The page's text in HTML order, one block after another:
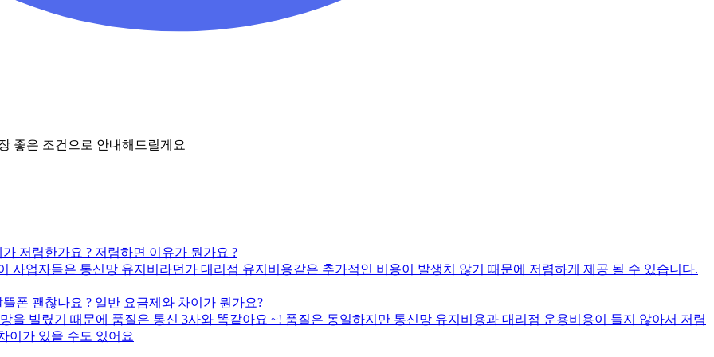
좋은 조건으로 안내해드릴게요
저렴한가요 ? 저렴하면 이유가 뭔가요 ?
업자들은 통신망 유지비라던가 대리점 유지비용같은 추가적인 비용이 발생치 않기 때문에 저렴하게 제공 될 수 있습니다.
폰 괜찮나요 ? 일반 요금제와 차이가 뭔가요?
을 빌렸기 때문에 품질은 통신 3사와 똑같아요 ~! 품질은 동일하지만 통신망 유지비용과 대리점 운용비용이 들지 않아서 저렴
이가 있을 수도 있어요